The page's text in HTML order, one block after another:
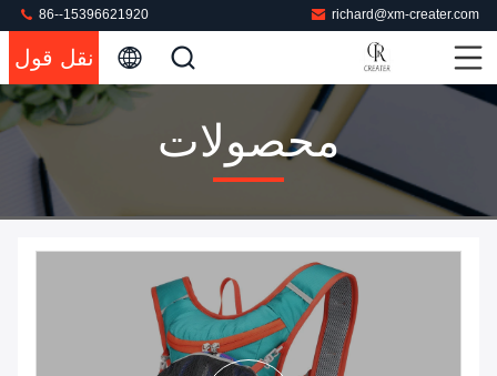
richard@xm-creater.com
86--15396621920
نقل قول
محصولات